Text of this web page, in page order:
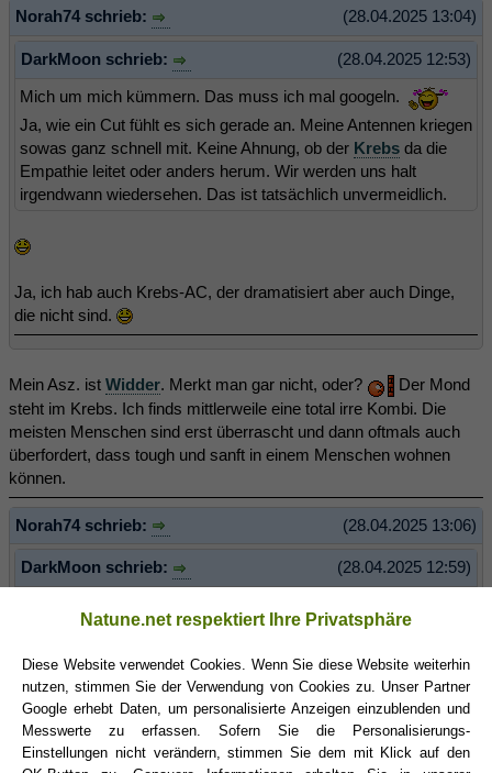
(28.04.2025 13:04)
Norah74 schrieb:
(28.04.2025 12:53)
DarkMoon schrieb:
Mich um mich kümmern. Das muss ich mal googeln.
Ja, wie ein Cut fühlt es sich gerade an. Meine Antennen kriegen
sowas ganz schnell mit. Keine Ahnung, ob der Krebs da die
Empathie leitet oder anders herum. Wir werden uns halt
irgendwann wiedersehen. Das ist tatsächlich unvermeidlich.
Ja, ich hab auch Krebs-AC, der dramatisiert aber auch Dinge,
die nicht sind.
Mein Asz. ist Widder. Merkt man gar nicht, oder?
Der Mond
steht im Krebs. Ich finds mittlerweile eine total irre Kombi. Die
meisten Menschen sind erst überrascht und dann oftmals auch
überfordert, dass tough und sanft in einem Menschen wohnen
können.
(28.04.2025 13:06)
Norah74 schrieb:
(28.04.2025 12:59)
DarkMoon schrieb:
Ein Signal, dass es so im Leben nicht weitergehen kann. Aber
auch schon für mich erkannt.
Im Endeffekt spürst du eh alles selbst - ob mit oder ohne Krebs-
AC
- das, was dich hier im Forum fragen lässt, ist "nur" der
denkende Verstand, der dich kirre macht. Der will Antworten.
Natune.net respektiert Ihre Privatsphäre
Diese Website verwendet Cookies. Wenn Sie diese Website weiterhin
nutzen, stimmen Sie der Verwendung von Cookies zu. Unser Partner
Google erhebt Daten, um personalisierte Anzeigen einzublenden und
Messwerte zu erfassen. Sofern Sie die Personalisierungs-
Einstellungen nicht verändern, stimmen Sie dem mit Klick auf den